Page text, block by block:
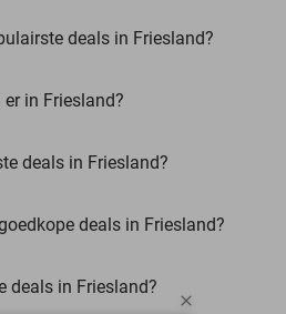
deals in Friesland?
in Friesland?
deals in Friesland?
deals in Friesland?
deals in Friesland?